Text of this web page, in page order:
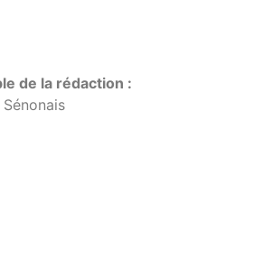
de la rédaction :